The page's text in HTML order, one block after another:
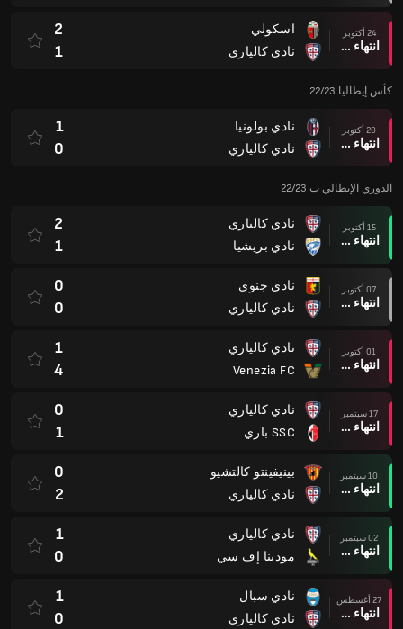
24 أكتوبر
انتهاء وقت المباراة
اسكولي
نادي كالياري
2
1
كأس إيطاليا 22/23
20 أكتوبر
انتهاء وقت المباراة
نادي بولونيا
نادي كالياري
1
0
الدوري الإيطالي ب 22/23
15 أكتوبر
انتهاء وقت المباراة
نادي كالياري
نادي بريشيا
2
1
07 أكتوبر
انتهاء وقت المباراة
نادي جنوى
نادي كالياري
0
0
01 أكتوبر
انتهاء وقت المباراة
نادي كالياري
Venezia FC
1
4
17 سبتمبر
انتهاء وقت المباراة
نادي كالياري
SSC باري
0
1
10 سبتمبر
انتهاء وقت المباراة
بينيفينتو كالتشيو
نادي كالياري
0
2
02 سبتمبر
انتهاء وقت المباراة
نادي كالياري
مودينا إف سي
1
0
27 أغسطس
انتهاء وقت المباراة
نادي سبال
نادي كالياري
1
0